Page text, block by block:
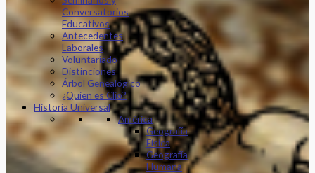
Conversatorios
Educativos
Antecedentes
Laborales
Voluntariado
Distinciones
Árbol Genealógico
¿Quien es Clio?
Historia Universal
América
Geografía
Física
Geografía
Humana